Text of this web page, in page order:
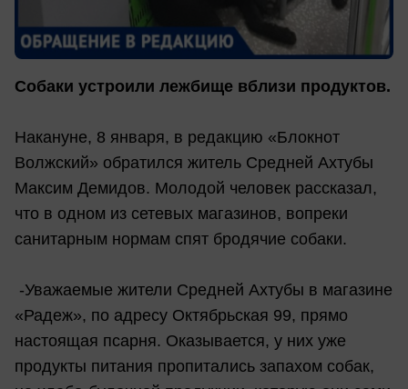
Собаки устроили лежбище вблизи продуктов.
Накануне, 8 января, в редакцию «Блокнот
Волжский» обратился житель Средней Ахтубы
Максим Демидов. Молодой человек рассказал,
что в одном из сетевых магазинов, вопреки
санитарным нормам спят бродячие собаки.
-Уважаемые жители Средней Ахтубы в магазине
«Радеж», по адресу Октябрьская 99, прямо
настоящая псарня. Оказывается, у них уже
продукты питания пропитались запахом собак,